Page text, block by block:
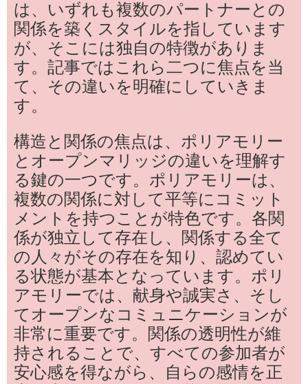
は、いずれも複数のパートナーとの
関係を築くスタイルを指しています
が、そこには独自の特徴がありま
す。記事ではこれら二つに焦点を当
て、その違いを明確にしていきま
す。
構造と関係の焦点は、ポリアモリー
とオープンマリッジの違いを理解す
る鍵の一つです。ポリアモリーは、
複数の関係に対して平等にコミット
メントを持つことが特色です。各関
係が独立して存在し、関係する全て
の人々がその存在を知り、認めてい
る状態が基本となっています。ポリ
アモリーでは、献身や誠実さ、そし
てオープンなコミュニケーションが
非常に重要です。関係の透明性が維
持されることで、すべての参加者が
安心感を得ながら、自らの感情を正